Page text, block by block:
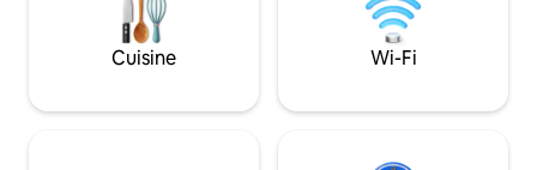
AMBIANCE à la FERME. 2 grands chiens
adaptés aux personnes..., animaux de
compagnie interdits ! Il n'y a pas de frais
voyageurs d'être consciencieux. Le prix
C'est un endroit
détendre et se
vous sur la
demandez-vous
manqué dans
Cuisine Wi-Fi